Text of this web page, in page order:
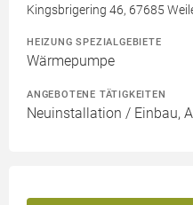
Kingsbrigering 46, 67685
HEIZUNG SPEZIALGEBIETE
Wärmepumpe
ANGEBOTENE TÄTIGKEITEN
Neuinstallation / Einbau,